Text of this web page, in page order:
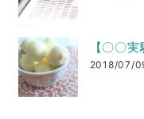
【〇〇
2018/07/